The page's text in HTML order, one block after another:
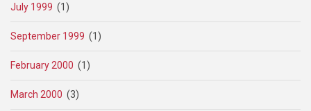
July 1999 (1)
September 1999 (1)
February 2000 (1)
March 2000 (3)